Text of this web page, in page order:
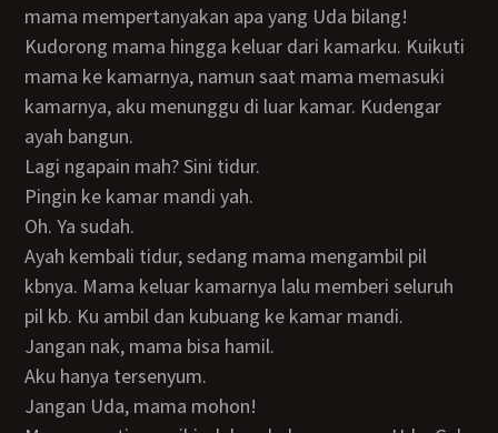
mama mempertanyakan apa yang Uda bilang!
Kudorong mama hingga keluar dari kamarku. Kuikuti
mama ke kamarnya, namun saat mama memasuki
kamarnya, aku menunggu di luar kamar. Kudengar
ayah bangun.
Lagi ngapain mah? Sini tidur.
Pingin ke kamar mandi yah.
Oh. Ya sudah.
Ayah kembali tidur, sedang mama mengambil pil
kbnya. Mama keluar kamarnya lalu memberi seluruh
pil kb. Ku ambil dan kubuang ke kamar mandi.
Jangan nak, mama bisa hamil.
Aku hanya tersenyum.
Jangan Uda, mama mohon!